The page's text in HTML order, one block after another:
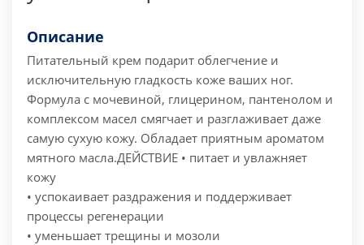
Описание
Питательный крем подарит облегчение и
исключительную гладкость коже ваших ног.
Формула с мочевиной, глицерином, пантенолом и
комплексом масел смягчает и разглаживает даже
самую сухую кожу. Обладает приятным ароматом
мятного масла.ДЕЙСТВИЕ • питает и увлажняет
кожу
• успокаивает раздражения и поддерживает
процессы регенерации
• уменьшает трещины и мозоли